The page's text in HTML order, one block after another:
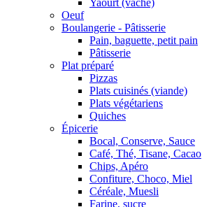
Yaourt (vache)
Oeuf
Boulangerie - Pâtisserie
Pain, baguette, petit pain
Pâtisserie
Plat préparé
Pizzas
Plats cuisinés (viande)
Plats végétariens
Quiches
Épicerie
Bocal, Conserve, Sauce
Café, Thé, Tisane, Cacao
Chips, Apéro
Confiture, Choco, Miel
Céréale, Muesli
Farine, sucre